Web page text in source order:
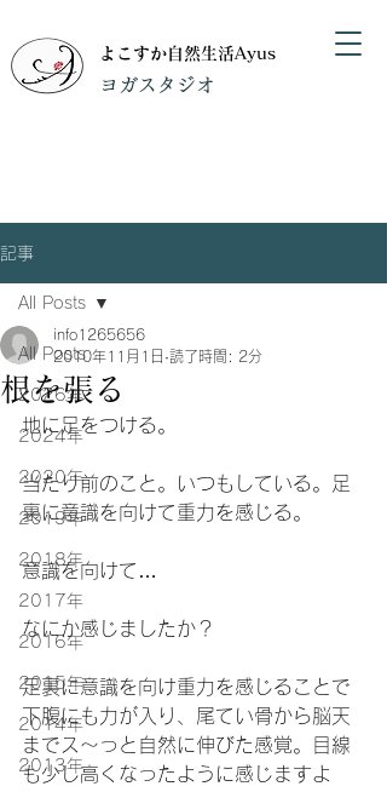
よこすか自然生活Ayus
​ヨガスタジオ
記事
All Posts
2026年
2024年
2020年
2019年
2018年
2017年
2016年
2015年
2014年
2013年
All Posts
根を張る
info1265656
2010年11月1日 読了時間: 2分
地に足をつける。
当たり前のこと。いつもしている。足
裏に意識を向けて重力を感じる。
意識を向けて…
なにか感じましたか？
足裏に意識を向け重力を感じることで
下腹にも力が入り、尾てい骨から脳天
までス～っと自然に伸びた感覚。目線
も少し高くなったように感じますよ